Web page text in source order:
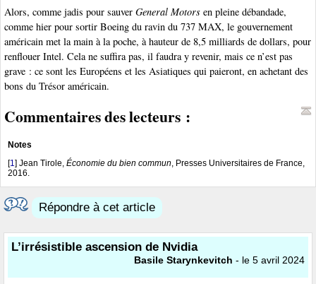
Alors, comme jadis pour sauver General Motors en pleine débandade,
comme hier pour sortir Boeing du ravin du 737 MAX, le gouvernement
américain met la main à la poche, à hauteur de 8,5 milliards de dollars, pour
renflouer Intel. Cela ne suffira pas, il faudra y revenir, mais ce n’est pas
grave : ce sont les Européens et les Asiatiques qui paieront, en achetant des
bons du Trésor américain.
Commentaires des lecteurs :
Notes
[1] Jean Tirole, Économie du bien commun, Presses Universitaires de France,
2016.
Répondre à cet article
L’irrésistible ascension de Nvidia
Basile Starynkevitch - le 5 avril 2024